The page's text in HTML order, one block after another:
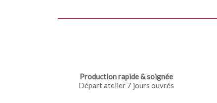
Production rapide & soignée
Départ atelier 7 jours ouvrés